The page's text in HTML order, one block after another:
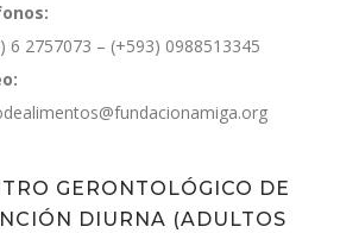
6 2757073 – (+593) 0988513345
GERONTOLÓGICO DE
DIURNA (ADULTOS